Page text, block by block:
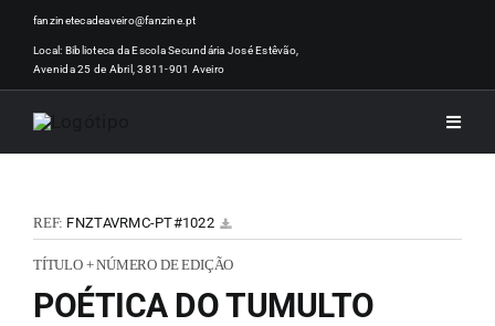
Skip
content
fanzinetecadeaveiro@fanzine.pt
Local: Biblioteca da Escola Secundária José Estêvão,
Avenida 25 de Abril, 3811-901 Aveiro
Toggle
REF: FNZTAVRMC-PT#1022
TÍTULO + NÚMERO DE EDIÇÃO
POÉTICA DO TUMULTO